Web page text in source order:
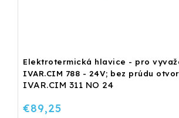
Elektrotermická hlavice - pro
IVAR.CIM 788 - 24V; bez prúdu
IVAR.CIM 311 NO 24
€89,25